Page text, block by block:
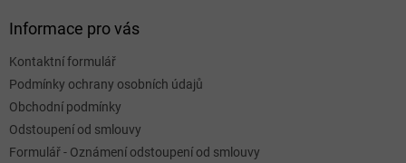
Informace pro vás
Kontaktní formulář
Podmínky ochrany osobních údajů
Obchodní podmínky
Odstoupení od smlouvy
Formulář - Oznámení odstoupení od smlouvy